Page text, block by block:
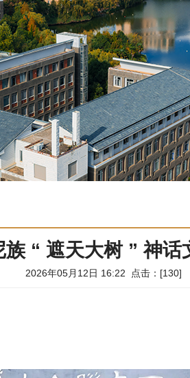
族 “ 遮天大树 ” 神话
2026年05月12日 16:22 点击：[130]